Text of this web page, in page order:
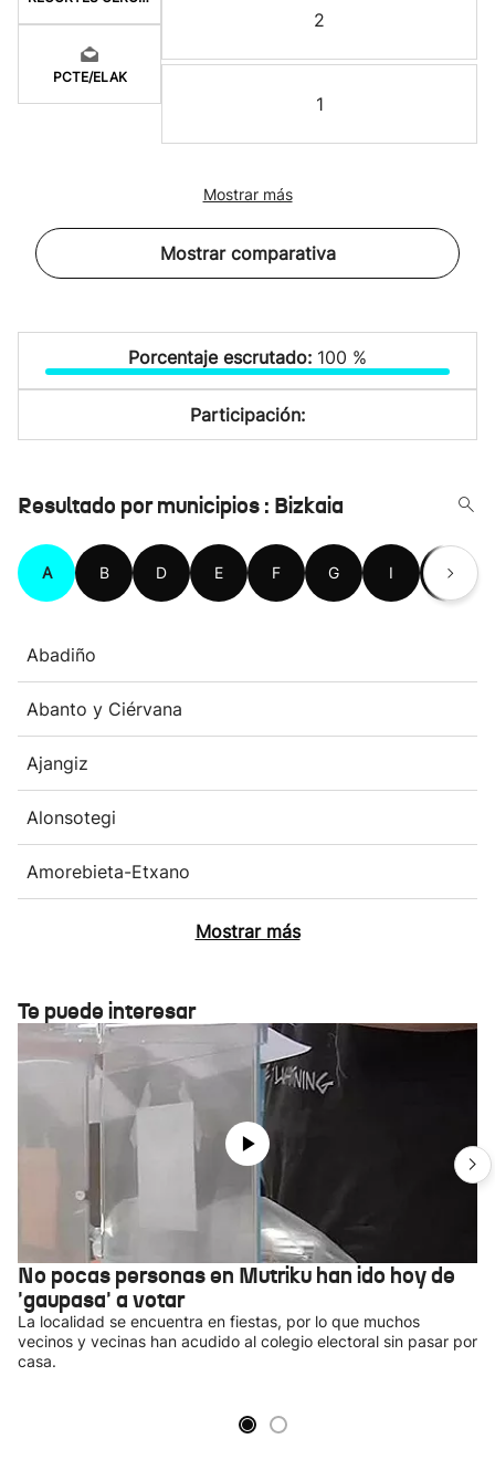
PCTE/ELAK
2
1
Mostrar más
Mostrar comparativa
Porcentaje escrutado: 100 %
Participación:
Resultado por municipios : Bizkaia
A B D E F G I K
Abadiño
Abanto y Ciérvana
Ajangiz
Alonsotegi
Amorebieta-Etxano
Mostrar más
Te puede interesar
No pocas personas en Mutriku han ido hoy de
'gaupasa' a votar
La localidad se encuentra en fiestas, por lo que muchos
vecinos y vecinas han acudido al colegio electoral sin pasar por
casa.